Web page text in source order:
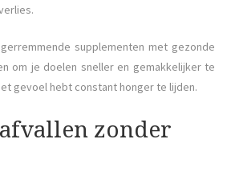
supplementen met gezonde
om je doelen sneller en gemakkelijker te
gevoel hebt constant honger te lijden.
zonder